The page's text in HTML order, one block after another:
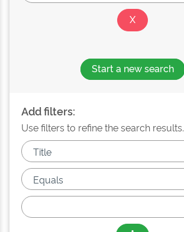
Start a new search
Add filters:
Use filters to refine the search results.